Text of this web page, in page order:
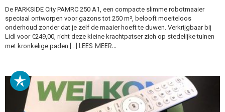
De PARKSIDE City PAMRC 250 A1, een compacte slimme robotmaaier
speciaal ontworpen voor gazons tot 250 m², belooft moeiteloos
onderhoud zonder dat je zelf de maaier hoeft te duwen. Verkrijgbaar bij
Lidl voor €249,00, richt deze kleine krachtpatser zich op stedelijke tuinen
met kronkelige paden […] LEES MEER…